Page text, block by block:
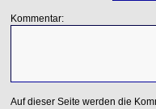
Kommentar:
Auf dieser Seite werden die